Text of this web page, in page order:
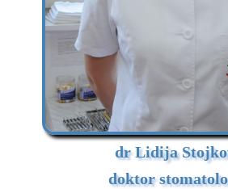
dr Lidija
doktor